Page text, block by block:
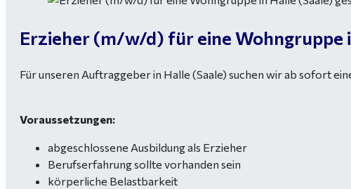
Erzieher (m/w/d) für eine Wohngruppe
Für unseren Auftraggeber in Halle (Saale) suchen wir ab sofort
Voraussetzungen:
abgeschlossene Ausbildung als Erzieher
Berufserfahrung sollte vorhanden sein
körperliche Belastbarkeit